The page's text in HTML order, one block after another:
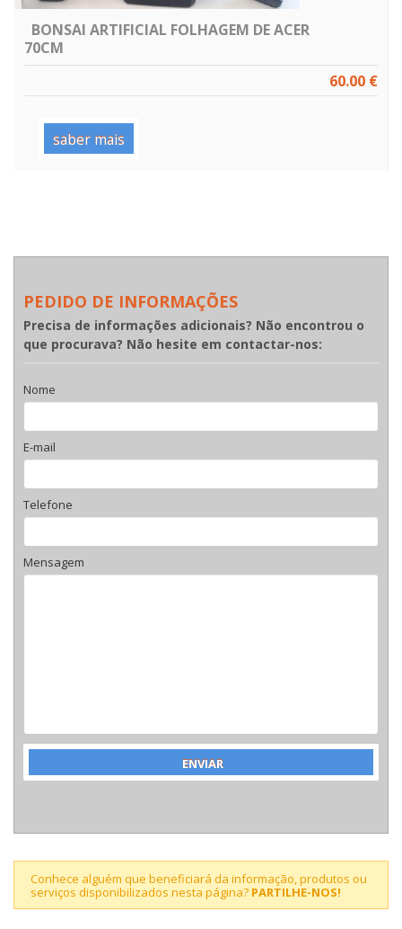
BONSAI ARTIFICIAL FOLHAGEM DE ACER
70CM
60.00 €
saber mais
PEDIDO DE INFORMAÇÕES
Precisa de informações adicionais? Não encontrou o
que procurava? Não hesite em contactar-nos:
Nome
E-mail
Telefone
Mensagem
Conhece alguém que beneficiará da informação, produtos ou
serviços disponibilizados nesta página? PARTILHE-NOS!